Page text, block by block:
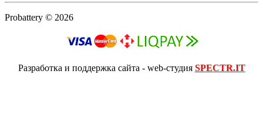
Probattery © 2026
Разработка и поддержка сайта - web-студия SPECTR.IT